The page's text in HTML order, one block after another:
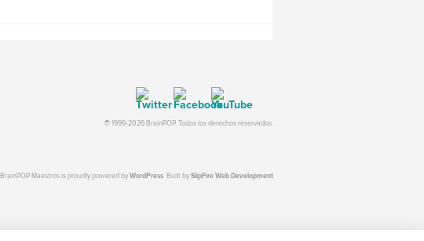
© 1999-2026 BrainPOP. Todos los derechos reservados.
BrainPOP Maestros is proudly powered byWordPress. Built bySlipFire Web Development